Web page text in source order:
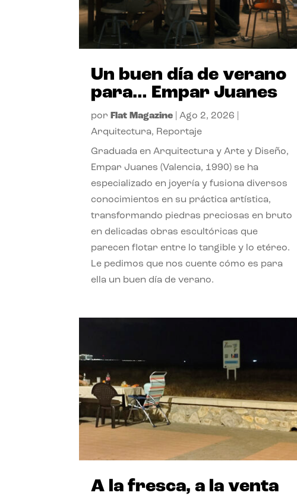
Un buen día de verano
para… Empar Juanes
por Flat Magazine |Ago 2, 2026
Arquitectura, Reportaje
Graduada en Arquitectura y Arte y Diseño,
Empar Juanes (Valencia, 1990) se ha
especializado en joyería y fusiona diversos
conocimientos en su práctica artística,
transformando piedras preciosas en bruto
en delicadas obras escultóricas que
parecen flotar entre lo tangible y lo etéreo.
Le pedimos que nos cuente cómo es para
ella un buen día de verano.
A la fresca, a la venta